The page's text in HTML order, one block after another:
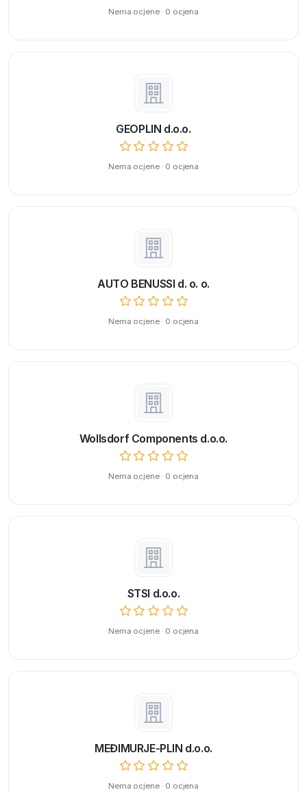
Nema ocjene · 0 ocjena
GEOPLIN d.o.o.
Nema ocjene · 0 ocjena
AUTO BENUSSI d. o. o.
Nema ocjene · 0 ocjena
Wollsdorf Components d.o.o.
Nema ocjene · 0 ocjena
STSI d.o.o.
Nema ocjene · 0 ocjena
MEĐIMURJE-PLIN d.o.o.
Nema ocjene · 0 ocjena